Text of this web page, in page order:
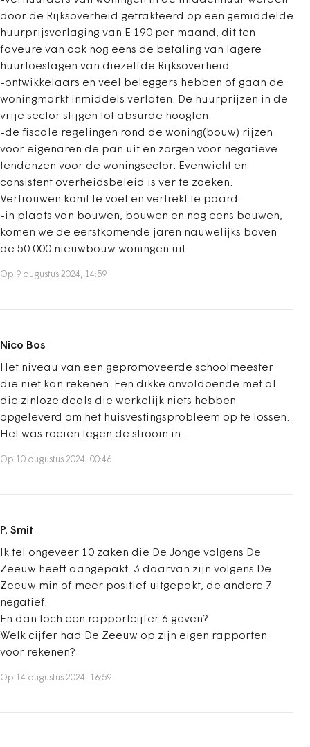
door de Rijksoverheid getrakteerd op een gemiddelde
huurprijsverlaging van E 190 per maand, dit ten
faveure van ook nog eens de betaling van lagere
huurtoeslagen van diezelfde Rijksoverheid.
-ontwikkelaars en veel beleggers hebben of gaan de
woningmarkt inmiddels verlaten. De huurprijzen in de
vrije sector stijgen tot absurde hoogten.
-de fiscale regelingen rond de woning(bouw) rijzen
voor eigenaren de pan uit en zorgen voor negatieve
tendenzen voor de woningsector. Evenwicht en
consistent overheidsbeleid is ver te zoeken.
Vertrouwen komt te voet en vertrekt te paard.
-in plaats van bouwen, bouwen en nog eens bouwen,
komen we de eerstkomende jaren nauwelijks boven
de 50.000 nieuwbouw woningen uit.
Op 9 augustus 2024, 14:59
Nico Bos
Het niveau van een gepromoveerde schoolmeester
die niet kan rekenen. Een dikke onvoldoende met al
die zinloze deals die werkelijk niets hebben
opgeleverd om het huisvestingsprobleem op te lossen.
Het was roeien tegen de stroom in...
Op 10 augustus 2024, 00:46
P. Smit
Ik tel ongeveer 10 zaken die De Jonge volgens De
Zeeuw heeft aangepakt. 3 daarvan zijn volgens De
Zeeuw min of meer positief uitgepakt, de andere 7
negatief.
En dan toch een rapportcijfer 6 geven?
Welk cijfer had De Zeeuw op zijn eigen rapporten
voor rekenen?
Op 14 augustus 2024, 16:59